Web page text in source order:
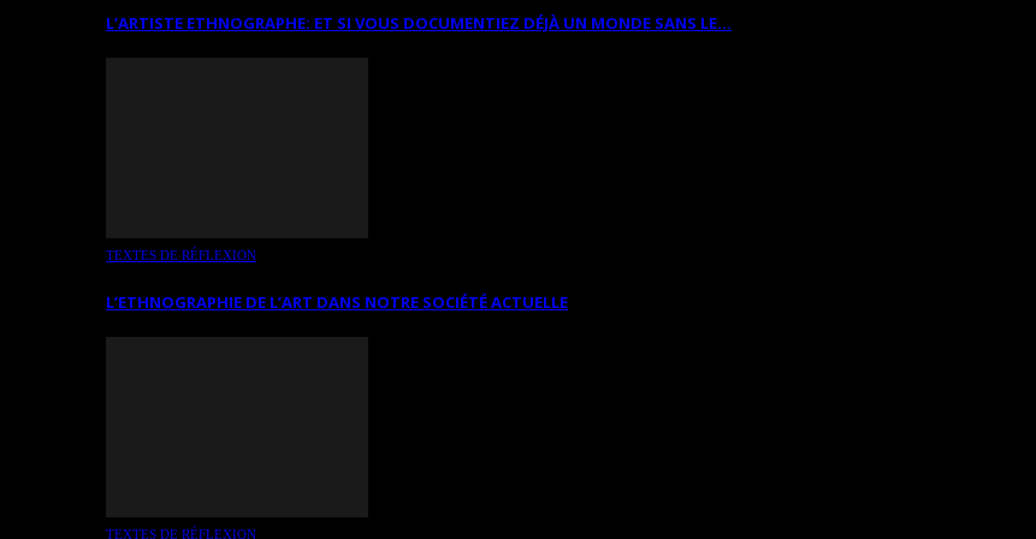
L’ARTISTE ETHNOGRAPHE: ET SI VOUS DOCUMENTIEZ DÉJÀ UN MONDE SANS LE…
TEXTES DE RÉFLEXION
L’ETHNOGRAPHIE DE L’ART DANS NOTRE SOCIÉTÉ ACTUELLE
TEXTES DE RÉFLEXION